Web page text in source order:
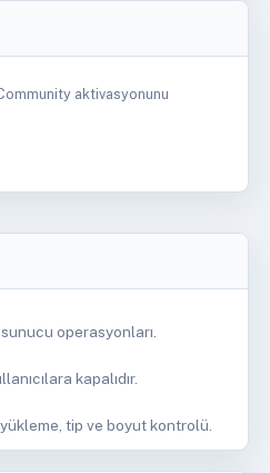
aktivasyonunu
operasyonları.
kapalıdır.
tip ve boyut kontrolü.